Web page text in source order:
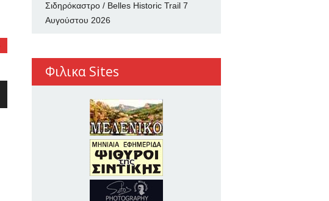
Σιδηρόκαστρο / Belles Historic Trail 7
Αυγούστου 2026
Φιλικα Sites